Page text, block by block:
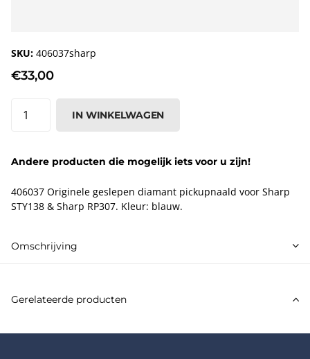
SKU: 406037sharp
€33,00
IN WINKELWAGEN
Andere producten die mogelijk iets voor u zijn!
406037 Originele geslepen diamant pickupnaald voor Sharp
STY138 & Sharp RP307. Kleur: blauw.
Omschrijving
Gerelateerde producten